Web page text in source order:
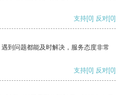
支持[0] 反对[0]
到问题都能及时解决，服务态度非常
支持[0] 反对[0]